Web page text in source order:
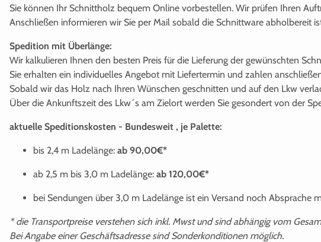
Sie können Ihr Schnittholz bequem Online vorbestellen. Wir prüfen Ihren
Anschließen informieren wir Sie per Mail sobald die Schnittware abholbereit
Spedition mit Überlänge:
Wir kalkulieren Ihnen den besten Preis für die Lieferung der gewünschten
Sie erhalten ein individuelles Angebot mit Liefertermin und zahlen
Sobald wir das Holz nach Ihren Wünschen geschnitten und auf den Lkw
Über die Ankunftszeit des Lkw´s am Zielort werden Sie gesondert von der
aktuelle Speditionskosten - Bundesweit , je Palette:
bis 2,4 m Ladelänge: ab 90,00€*
ab 2,5 m bis 3,0 m Ladelänge: ab 120,00€*
bei Sendungen über 3,0 m Ladelänge ist ein Versand noch Absprache
* die Transportpreise verstehen sich inkl. Mwst und sind abhängig vom
Bei Angabe einer Geschäftsadresse sind Sonderkonditionen möglich.